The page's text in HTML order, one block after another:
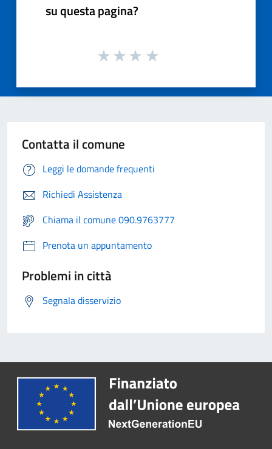
su questa pagina?
Contatta il comune
Leggi le domande frequenti
Richiedi Assistenza
Chiama il comune 090.9763777
Prenota un appuntamento
Problemi in città
Segnala disservizio